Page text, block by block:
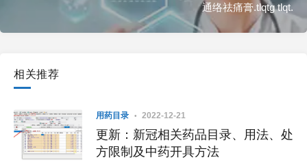
通络祛痛膏.tlqtg tlqt.
相关推荐
用药目录 2022-12-21
更新：新冠相关药品目录、用法、处
方限制及中药开具方法